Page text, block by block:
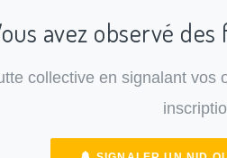
avez observé
collective en signalant vos